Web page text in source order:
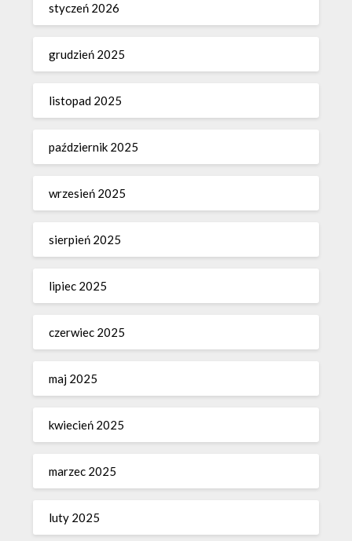
styczeń 2026
grudzień 2025
listopad 2025
październik 2025
wrzesień 2025
sierpień 2025
lipiec 2025
czerwiec 2025
maj 2025
kwiecień 2025
marzec 2025
luty 2025